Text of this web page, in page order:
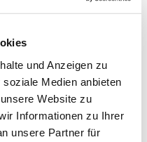
und Anzeigen zu
Medien anbieten
Website zu
Informationen zu Ihrer
unsere Partner für